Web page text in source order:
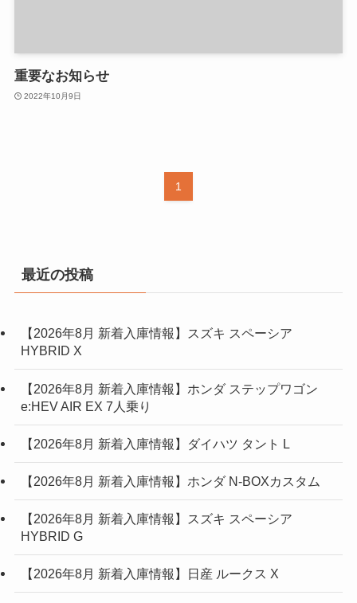
重要なお知らせ
2022年10月9日
1
最近の投稿
【2026年8月 新着入庫情報】スズキ スペーシア
HYBRID X
【2026年8月 新着入庫情報】ホンダ ステップワゴン
e:HEV AIR EX 7人乗り
【2026年8月 新着入庫情報】ダイハツ タント L
【2026年8月 新着入庫情報】ホンダ N-BOXカスタム
【2026年8月 新着入庫情報】スズキ スペーシア
HYBRID G
【2026年8月 新着入庫情報】日産 ルークス X